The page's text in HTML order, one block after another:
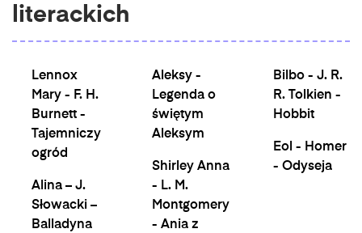
literackich
Lennox
Mary - F. H.
Burnett -
Tajemniczy
ogród
Alina – J.
Słowacki –
Balladyna
Aleksy -
Legenda o
świętym
Aleksym
Shirley Anna
- L. M.
Montgomery
- Ania z
Bilbo - J. R.
R. Tolkien -
Hobbit
Eol - Homer
- Odyseja